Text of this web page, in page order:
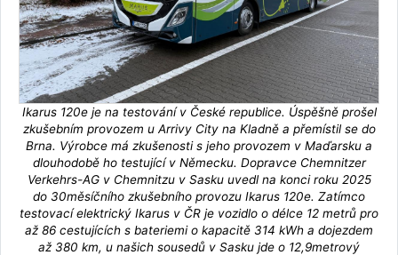
Ikarus 120e je na testování v České republice. Úspěšně prošel
zkušebním provozem u Arrivy City na Kladně a přemístil se do
Brna. Výrobce má zkušenosti s jeho provozem v Maďarsku a
dlouhodobě ho testující v Německu. Dopravce Chemnitzer
Verkehrs-AG v Chemnitzu v Sasku uvedl na konci roku 2025
do 30měsíčního zkušebního provozu Ikarus 120e. Zatímco
testovací elektrický Ikarus v ČR je vozidlo o délce 12 metrů pro
až 86 cestujících s bateriemi o kapacitě 314 kWh a dojezdem
až 380 km, u našich sousedů v Sasku jde o 12,9metrový